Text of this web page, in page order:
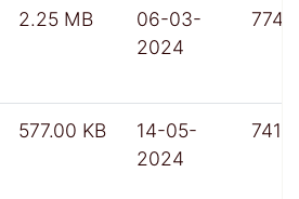
2.25 MB
06-03-
2024
774
577.00 KB
14-05-
2024
741